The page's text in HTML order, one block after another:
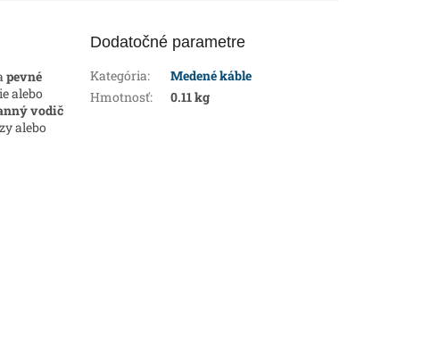
pevné
alebo
vodič
alebo
Dodatočné parametre
Kategória:
Medené káble
Hmotnosť: 0.11 kg